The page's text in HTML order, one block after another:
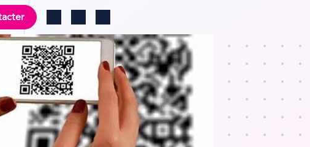
Log inSearchChange region